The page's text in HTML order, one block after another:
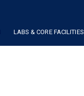
LABS & CORE FACILITIES